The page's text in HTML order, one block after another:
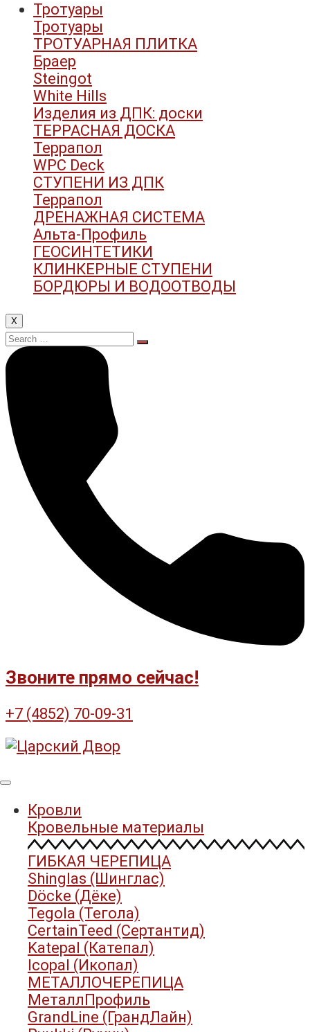
Тротуары
Тротуары
ТРОТУАРНАЯ ПЛИТКА
Браер
Steingot
White Hills
Изделия из ДПК: доски
ТЕРРАСНАЯ ДОСКА
Террапол
WPC Deck
СТУПЕНИ ИЗ ДПК
Террапол
ДРЕНАЖНАЯ СИСТЕМА
Альта-Профиль
ГЕОСИНТЕТИКИ
КЛИНКЕРНЫЕ СТУПЕНИ
БОРДЮРЫ И ВОДООТВОДЫ
X
Search
for:
Звоните прямо сейчас!
+7 (4852) 70-09-31
Кровли
Кровельные материалы
ГИБКАЯ ЧЕРЕПИЦА
Shinglas (Шинглас)
Döcke (Дёке)
Tegola (Тегола)
CertainTeed (Сертантид)
Katepal (Катепал)
Icopal (Икопал)
МЕТАЛЛОЧЕРЕПИЦА
МеталлПрофиль
GrandLine (ГрандЛайн)